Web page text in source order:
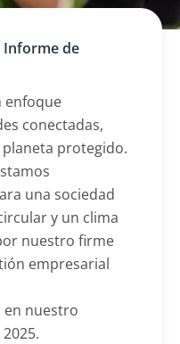
Informe de
enfoque
conectadas,
protegido.
una sociedad
y un clima
nuestro firme
empresarial
en nuestro